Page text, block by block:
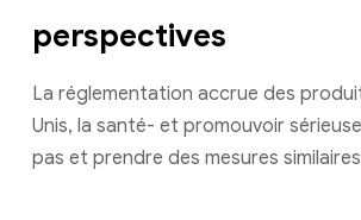
perspectives
La réglementation accrue des
Unis, la santé- et promouvoir
pas et prendre des mesures